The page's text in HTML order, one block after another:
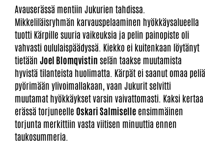
Avauserässä mentiin Jukurien tahdissa.
Mikkeliläisryhmän karvauspelaaminen hyökkäysalueella
tuotti Kärpille suuria vaikeuksia ja pelin painopiste oli
vahvasti oululaispäädyssä. Kiekko ei kuitenkaan löytänyt
tietään Joel Blomqvistin selän taakse muutamista
hyvistä tilanteista huolimatta. Kärpät ei saanut omaa peliä
pyörimään ylivoimallakaan, vaan Jukurit selvitti
muutamat hyökkäykset varsin vaivattomasti. Kaksi kertaa
erässä torjuneelle Oskari Salmiselle ensimmäinen
torjunta merkittiin vasta viitisen minuuttia ennen
taukosummeria.